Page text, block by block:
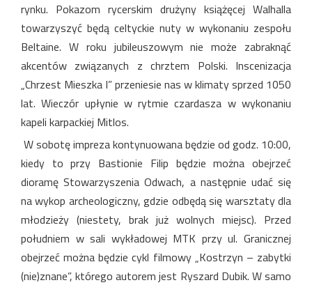
rynku. Pokazom rycerskim drużyny książęcej Walhalla
towarzyszyć będą celtyckie nuty w wykonaniu zespołu
Beltaine. W roku jubileuszowym nie może zabraknąć
akcentów związanych z chrztem Polski. Inscenizacja
„Chrzest Mieszka I” przeniesie nas w klimaty sprzed 1050
lat. Wieczór upłynie w rytmie czardasza w wykonaniu
kapeli karpackiej Mitlos.
W sobotę impreza kontynuowana będzie od godz. 10:00,
kiedy to przy Bastionie Filip będzie można obejrzeć
dioramę Stowarzyszenia Odwach, a następnie udać się
na wykop archeologiczny, gdzie odbędą się warsztaty dla
młodzieży (niestety, brak już wolnych miejsc). Przed
południem w sali wykładowej MTK przy ul. Granicznej
obejrzeć można będzie cykl filmowy „Kostrzyn – zabytki
(nie)znane”, którego autorem jest Ryszard Dubik. W samo